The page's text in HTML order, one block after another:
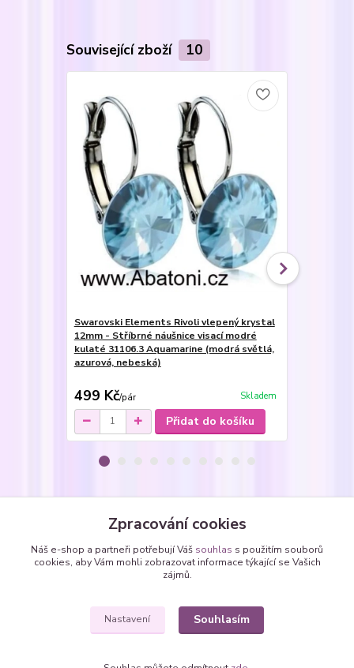
Související zboží 10
Swarovski Elements Rivoli vlepený krystal
12mm - Stříbrné náušnice visací modré
kulaté 31106.3 Aquamarine (modrá světlá,
azurová, nebeská)
499 Kč/pár Skladem
Přidat do košíku
Zboží zařazeno v kategoriích
Prsteny
Prsteny se SWAROVSKI krystaly
Zpracování cookies
Náš e-shop a partneři potřebují Váš souhlas s použitím souborů
cookies, aby Vám mohli zobrazovat informace týkající se Vašich
zájmů.
Nastavení Souhlasím